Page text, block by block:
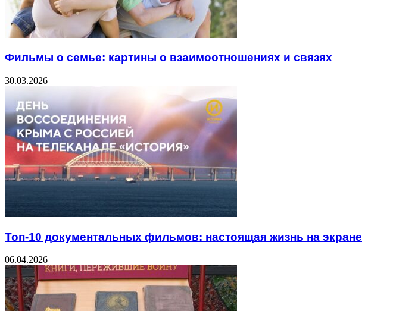
Фильмы о семье: картины о взаимоотношениях и связях
30.03.2026
Топ-10 документальных фильмов: настоящая жизнь на экране
06.04.2026